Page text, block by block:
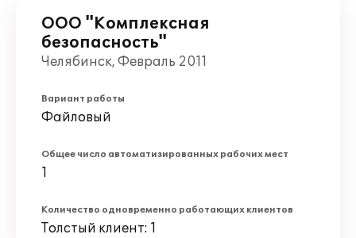
ООО "Комплексная
безопасность"
Челябинск, Февраль 2011
Вариант работы
Файловый
Общее число автоматизированных рабочих мест
1
Количество одновременно работающих клиентов
Толстый клиент: 1